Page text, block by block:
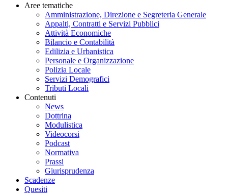
Aree tematiche
Amministrazione, Direzione e Segreteria Generale
Appalti, Contratti e Servizi Pubblici
Attività Economiche
Bilancio e Contabilità
Edilizia e Urbanistica
Personale e Organizzazione
Polizia Locale
Servizi Demografici
Tributi Locali
Contenuti
News
Dottrina
Modulistica
Videocorsi
Podcast
Normativa
Prassi
Giurisprudenza
Scadenze
Quesiti